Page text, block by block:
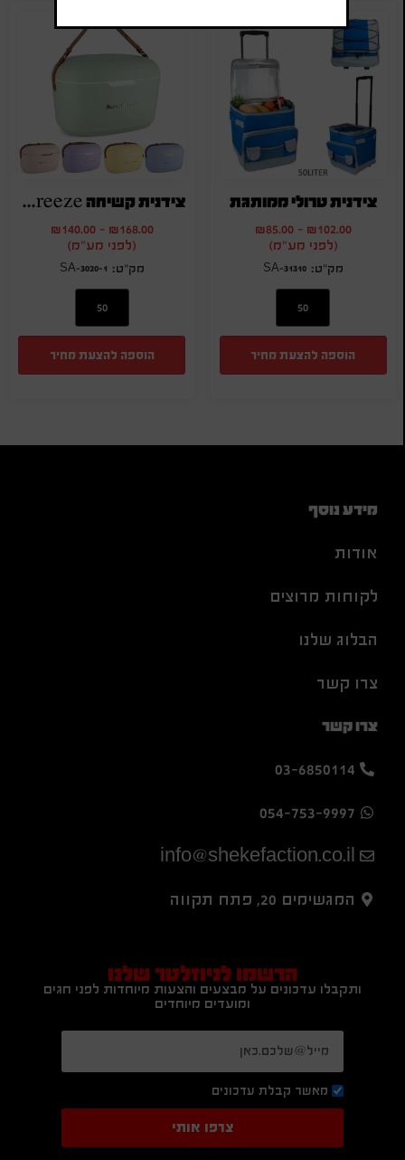
צידנית טרולי ממותגת
₪102.00
-
₪85.00
(לפני מע"מ)
SA-31310
הוספה להצעת מחיר
צידנית קשיחה Retro-Freeze
₪168.00
-
₪140.00
(לפני מע"מ)
SA-3020-1
הוספה להצעת מחיר
מידע נוסף
אודות
לקוחות מרוצים
הבלוג שלנו
צרו קשר
צרו קשר
03-6850114
054-753-9997
info@shekefaction.co.il
המגשימים 20, פתח תקווה
הרשמו לניוזלטר שלנו
ותקבלו עדכונים על מבצעים והצעות מיוחדות לפני חגים
ומועדים מיוחדים
מאשר קבלת עדכונים
צרפו אותי